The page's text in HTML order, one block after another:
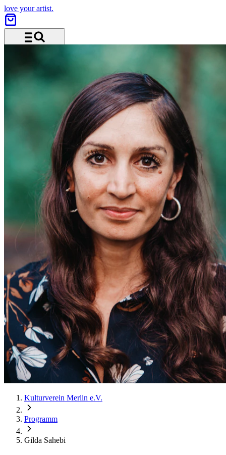
love your artist.
Kulturverein Merlin e.V.
Programm
Gilda Sahebi